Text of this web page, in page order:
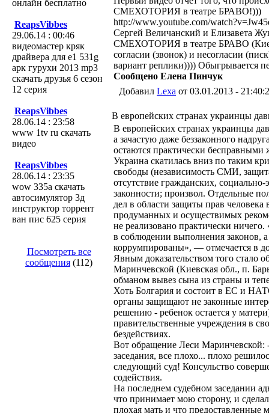
онлайн бесплатно
ReapsVibbes
29.06.14 : 00:46
видеомастер кряк
драйвера для e1 531g
арк гурухи 2013 mp3
скачать друзья 6 сезон
12 серия
ReapsVibbes
28.06.14 : 23:58
www 1tv ru скачать
видео
ReapsVibbes
28.06.14 : 23:35
wow 335а скачать
автосимулятор 3д
инструктор торрент
ван пис 625 серия
Посмотреть все
сообщения (112)
СМЕХОТОРИЯ в театре БРАВО!)))
http://www.youtube.com/
Сергей Величанский и Елизавета
СМЕХОТОРИЯ в театре БРАВО
согласии (звонок) и несогласии
вариант реплики)))) Обыгрывается
Сообщено Елена Пинчук
Добавил Lexa от 03.01.2013 -
В европейских странах украинцы
В европейских странах украинцы
а зачастую даже беззаконного
остаются практически бесправными
Украина скатилась вниз по таким
свободы (независимость СМИ,
отсутствие гражданских,
законности; произвол. Отдельные
дел в области защиты прав
продуманных и осуществимых
не реализовано практически
в соблюдении выполнения законов,
коррумпированы», — отмечается в
Явным доказательством того стало
Маринчевской (Киевская обл., п.
обманом вывез сына из страны и
Хоть Болгария и состоит в ЕС и
органы защищают не законные
решению - ребенок остается у
правительственные учреждения в
бездействиях.
Вот обращение Леси Маринчевской:
заседания, все плохо... плохо
следующий суд! Консульство
содействия.
На последнем судебном заседании
что принимает мою сторону, и
плохая мать и что предоставленные